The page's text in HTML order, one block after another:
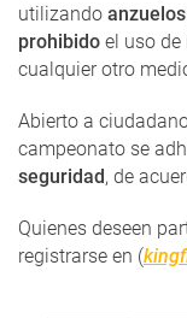
utilizando anzuelos
prohibido el uso de
cualquier otro
Abierto a
campeonato se
seguridad, de
Quienes deseen
registrarse en (